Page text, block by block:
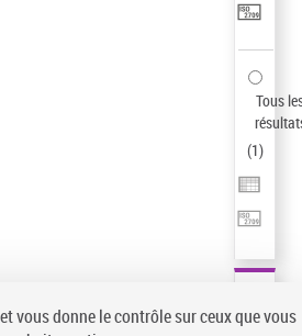
Tous
(1)
vous donne le contrôle sur ceux que vous